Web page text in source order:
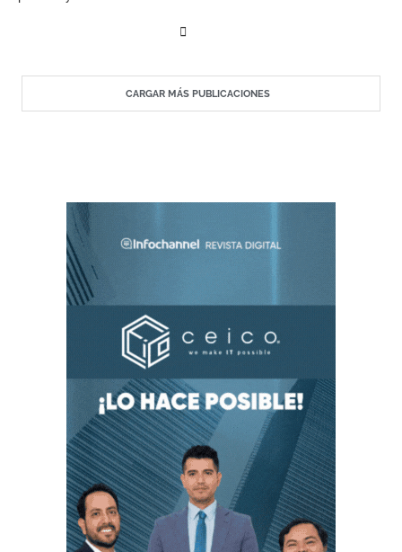
CARGAR MÁS PUBLICACIONES